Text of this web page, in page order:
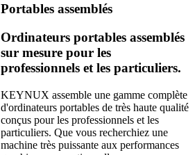
Portables assemblés
Ordinateurs portables assemblés
sur mesure pour les
professionnels et les particuliers.
KEYNUX assemble une gamme complète
d'ordinateurs portables de très haute qualité
conçus pour les professionnels et les
particuliers. Que vous recherchiez une
machine très puissante aux performances